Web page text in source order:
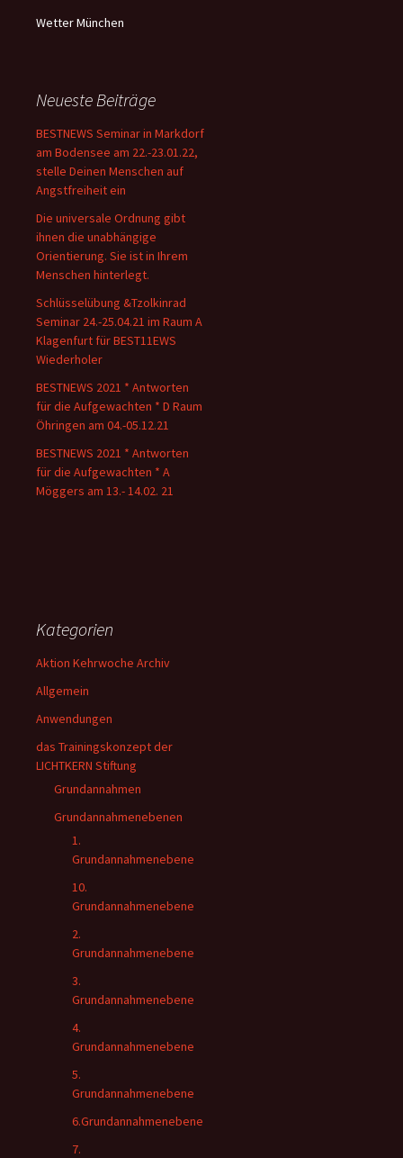
Wetter München
Neueste Beiträge
BESTNEWS Seminar in Markdorf
am Bodensee am 22.-23.01.22,
stelle Deinen Menschen auf
Angstfreiheit ein
Die universale Ordnung gibt
ihnen die unabhängige
Orientierung. Sie ist in Ihrem
Menschen hinterlegt.
Schlüsselübung &Tzolkinrad
Seminar 24.-25.04.21 im Raum A
Klagenfurt für BEST11EWS
Wiederholer
BESTNEWS 2021 * Antworten
für die Aufgewachten * D Raum
Öhringen am 04.-05.12.21
BESTNEWS 2021 * Antworten
für die Aufgewachten * A
Möggers am 13.- 14.02. 21
Kategorien
Aktion Kehrwoche Archiv
Allgemein
Anwendungen
das Trainingskonzept der
LICHTKERN Stiftung
Grundannahmen
Grundannahmenebenen
1.
Grundannahmenebene
10.
Grundannahmenebene
2.
Grundannahmenebene
3.
Grundannahmenebene
4.
Grundannahmenebene
5.
Grundannahmenebene
6.Grundannahmenebene
7.